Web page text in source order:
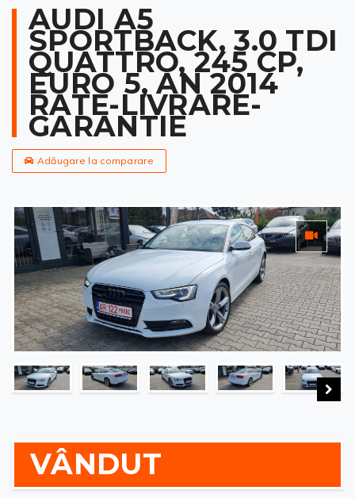
AUDI A5
SPORTBACK, 3.0 TDI
QUATTRO, 245 CP,
EURO 5, AN 2014
RATE-LIVRARE-
GARANTIE
Adăugare la comparare
VÂNDUT